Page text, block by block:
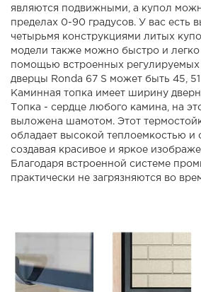
являются подвижными, а купол
пределах 0-90 градусов. У вас есть
четырьмя конструкциями литых
модели также можно быстро и легко
помощью встроенных
дверцы Ronda 67 S может быть 45,
Каминная топка имеет ширину
Топка - сердце любого камина, на
выложена шамотом. Этот
обладает высокой теплоемкостью и
создавая красивое и яркое
Благодаря встроенной системе
практически не загрязняются во